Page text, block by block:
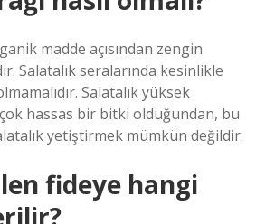
madde açısından zengin
Salatalık seralarında kesinlikle
Salatalık yüksek
hassas bir bitki olduğundan, bu
yetiştirmek mümkün değildir.
fideye hangi